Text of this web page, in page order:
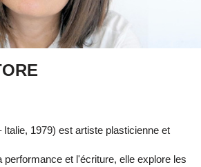
Italie, 1979) est artiste plasticienne et
performance et l'écriture, elle explore les